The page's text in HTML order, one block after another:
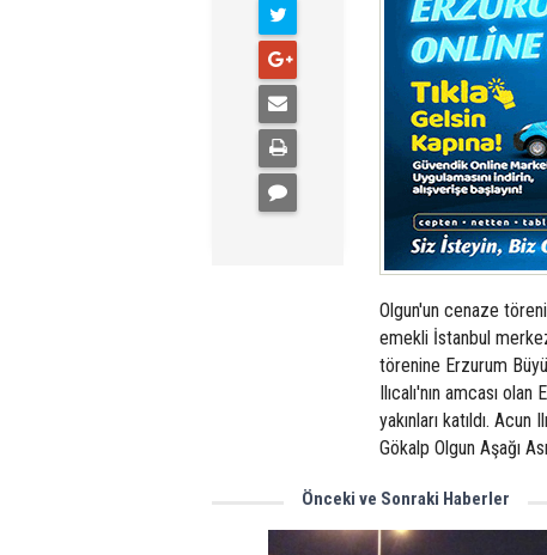
Olgun'un cenaze
emekli İstanbul
törenine Erzurum
Ilıcalı'nın amcası
yakınları katıldı.
Gökalp Olgun Aşağı
Önceki ve Sonraki Haberler